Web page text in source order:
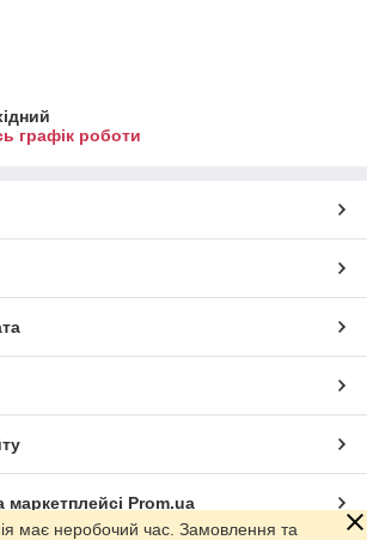
графік роботи
маркетплейсі Prom.ua
має неробочий час. Замовлення та